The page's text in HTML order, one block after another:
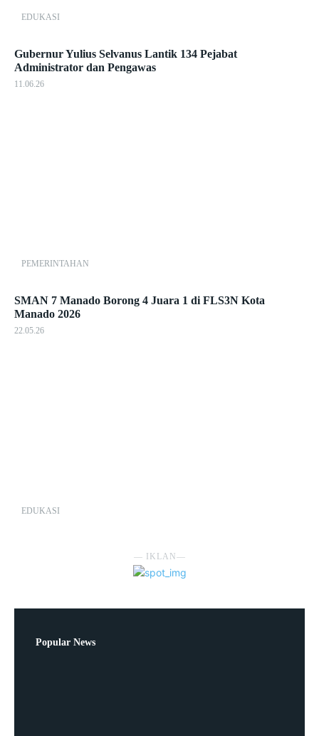
EDUKASI
Gubernur Yulius Selvanus Lantik 134 Pejabat
Administrator dan Pengawas
11.06.26
PEMERINTAHAN
SMAN 7 Manado Borong 4 Juara 1 di FLS3N Kota
Manado 2026
22.05.26
EDUKASI
― IKLAN―
Popular News